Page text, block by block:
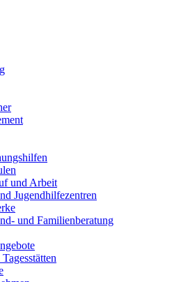
und Arbeit
Jugendhilfezentren
und Familienberatung